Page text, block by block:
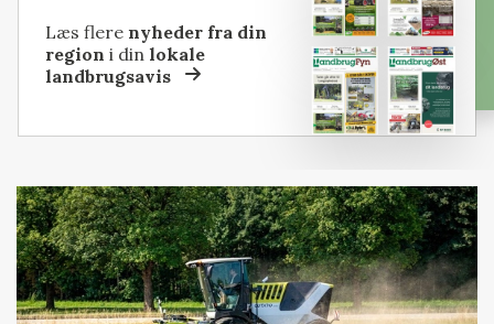
Læs flere nyheder fra din
region i dinlokale
landbrugsavis